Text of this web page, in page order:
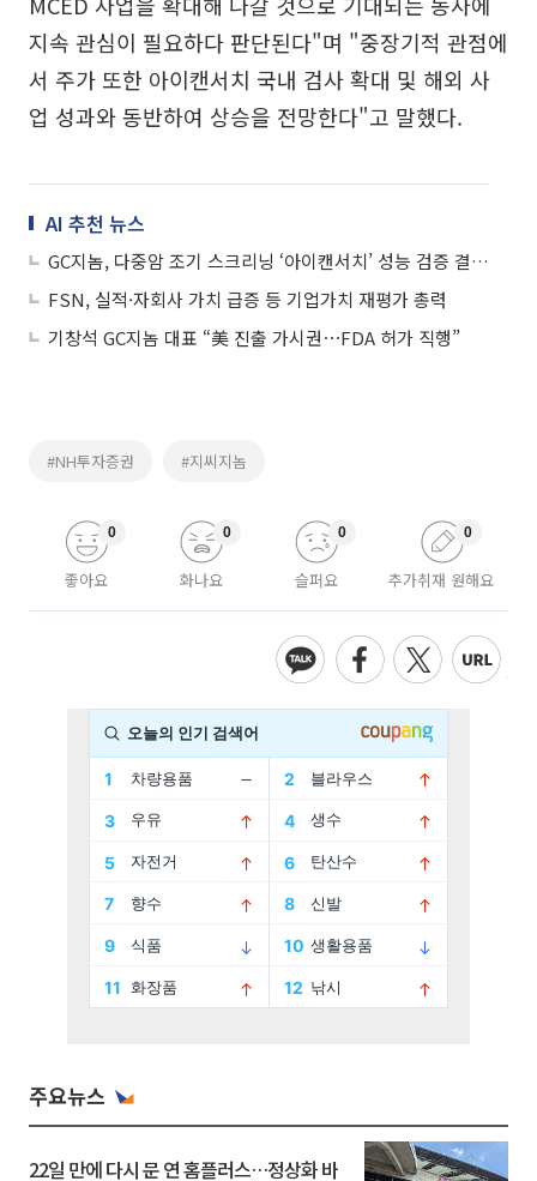
지속 관심이 필요하다 판단된다"며 "중장기적 관점에
서 주가 또한 아이캔서치 국내 검사 확대 및 해외 사
업 성과와 동반하여 상승을 전망한다"고 말했다.
AI 추천 뉴스
GC지놈, 다중암 조기 스크리닝 ‘아이캔서치’ 성능 검증 결과 日 발표
FSN, 실적·자회사 가치 급증 등 기업가치 재평가 총력
기창석 GC지놈 대표 “美 진출 가시권⋯FDA 허가 직행”
#NH투자증권 #지씨지놈
좋아요
0
화나요
0
슬퍼요
0
추가취재 원해요
0
주요뉴스
22일 만에 다시 문 연 홈플러스…정상화 바